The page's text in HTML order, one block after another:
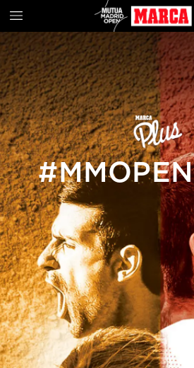
#MMOPEN